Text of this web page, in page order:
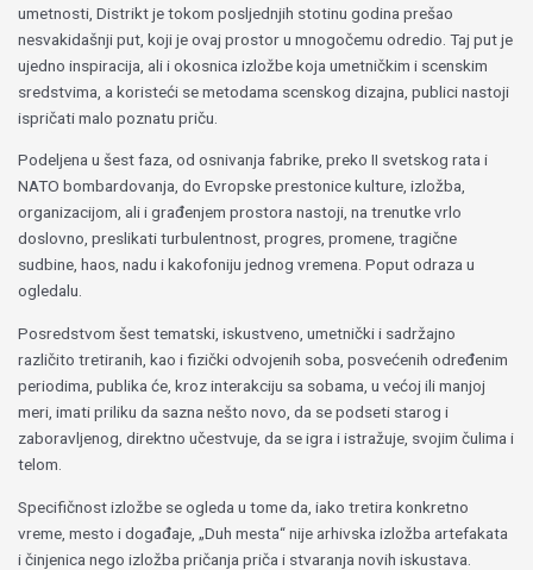
umetnosti, Distrikt je tokom posljednjih stotinu godina prešao
nesvakidašnji put, koji je ovaj prostor u mnogočemu odredio. Taj put je
ujedno inspiracija, ali i okosnica izložbe koja umetničkim i scenskim
sredstvima, a koristeći se metodama scenskog dizajna, publici nastoji
ispričati malo poznatu priču.
Podeljena u šest faza, od osnivanja fabrike, preko II svetskog rata i
NATO bombardovanja, do Evropske prestonice kulture, izložba,
organizacijom, ali i građenjem prostora nastoji, na trenutke vrlo
doslovno, preslikati turbulentnost, progres, promene, tragične
sudbine, haos, nadu i kakofoniju jednog vremena. Poput odraza u
ogledalu.
Posredstvom šest tematski, iskustveno, umetnički i sadržajno
različito tretiranih, kao i fizički odvojenih soba, posvećenih određenim
periodima, publika će, kroz interakciju sa sobama, u većoj ili manjoj
meri, imati priliku da sazna nešto novo, da se podseti starog i
zaboravljenog, direktno učestvuje, da se igra i istražuje, svojim čulima i
telom.
Specifičnost izložbe se ogleda u tome da, iako tretira konkretno
vreme, mesto i događaje, „Duh mesta“ nije arhivska izložba artefakata
i činjenica nego izložba pričanja priča i stvaranja novih iskustava.